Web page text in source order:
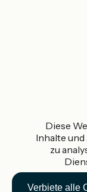
Ich
Erhalten Sie
Rad in Ihrem
Meine E-Mail-
Adresse
Gefördert im
Diese
Inhalte
zu
Verbiete alle